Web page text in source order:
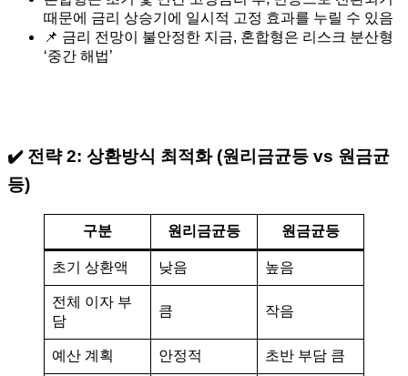
때문에 금리 상승기에 일시적 고정 효과를 누릴 수 있음
📌 금리 전망이 불안정한 지금, 혼합형은 리스크 분산형
‘중간 해법’
✔️ 전략 2: 상환방식 최적화 (원리금균등 vs 원금균
등)
구분 원리금균등 원금균등
초기 상환액 낮음 높음
전체 이자 부
담
큼 작음
예산 계획 안정적 초반 부담 큼